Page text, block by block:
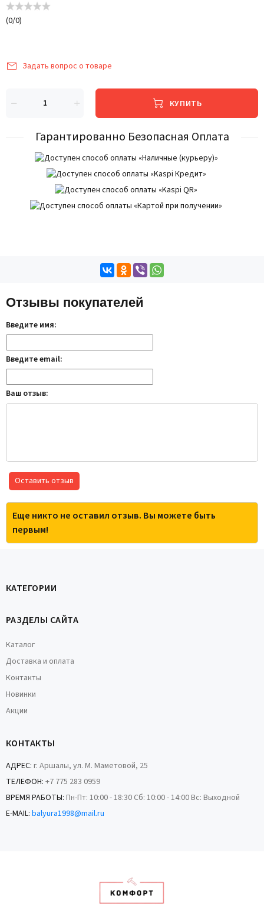
(0/0)
Задать вопрос о товаре
КУПИТЬ
Гарантированно Безопасная Оплата
Отзывы покупателей
Введите имя:
Введите email:
Ваш отзыв:
Оставить отзыв
Еще никто не оставил отзыв. Вы можете быть
первым!
КАТЕГОРИИ
РАЗДЕЛЫ САЙТА
Каталог
Доставка и оплата
Контакты
Новинки
Акции
КОНТАКТЫ
АДРЕС: г. Аршалы, ул. М. Маметовой, 25
ТЕЛЕФОН: +7 775 283 0959
ВРЕМЯ РАБОТЫ: Пн-Пт: 10:00 - 18:30 Сб: 10:00 - 14:00 Вс: Выходной
E-MAIL: balyura1998@mail.ru